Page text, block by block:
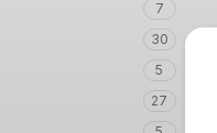
7
30
5
27